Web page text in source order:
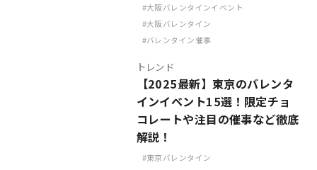
大阪バレンタインイベント
大阪バレンタイン
バレンタイン催事
トレンド
【2025最新】東京のバレンタ
インイベント15選！限定チョ
コレートや注目の催事など徹底
解説！
東京バレンタイン